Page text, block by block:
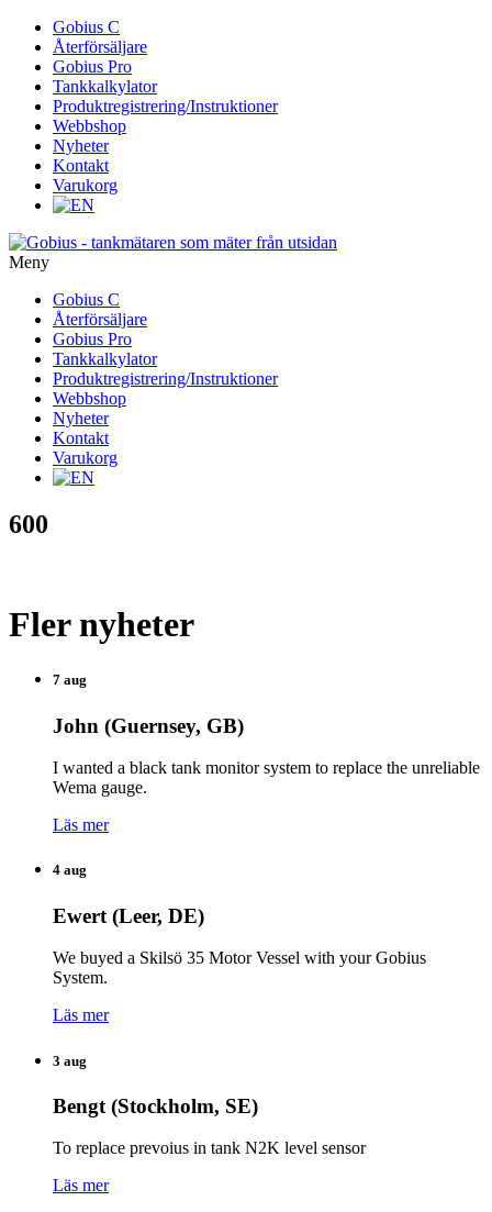
vidare
innehåll
Gobius C
Återförsäljare
Gobius Pro
Tankkalkylator
Produktregistrering/Instruktioner
Webbshop
Nyheter
Kontakt
Varukorg
Meny
vidare
innehåll
Gobius C
Återförsäljare
Gobius Pro
Tankkalkylator
Produktregistrering/Instruktioner
Webbshop
Nyheter
Kontakt
Varukorg
600
Fler nyheter
7 aug
John (Guernsey, GB)
I wanted a black tank monitor system to replace the unreliable
Wema gauge.
Läs mer
4 aug
Ewert (Leer, DE)
We buyed a Skilsö 35 Motor Vessel with your Gobius
System.
Läs mer
3 aug
Bengt (Stockholm, SE)
To replace prevoius in tank N2K level sensor
Läs mer